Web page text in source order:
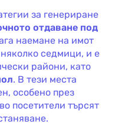
за генериране
отдаване под
наемане на имот
седмици, и е
райони, като
. В тези места
особено през
посетители търсят